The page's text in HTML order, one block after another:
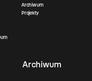
Archiwum
Projekty
Archiwum